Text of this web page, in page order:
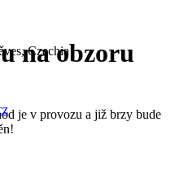
Czechia
na obzoru
je v provozu a již brzy bude